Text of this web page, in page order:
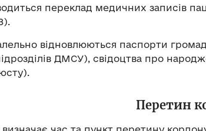
переклад медичних записів
відновлюються паспорти
ДМСУ), свідоцтва про
Перетин